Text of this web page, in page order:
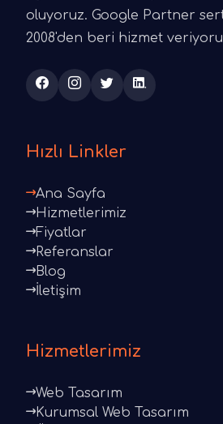
oluyoruz. Google Partner
2008'den beri hizmet
Hızlı Linkler
Ana Sayfa
Hizmetlerimiz
Fiyatlar
Referanslar
Blog
İletişim
Hizmetlerimiz
Web Tasarım
Kurumsal Web Tasarım